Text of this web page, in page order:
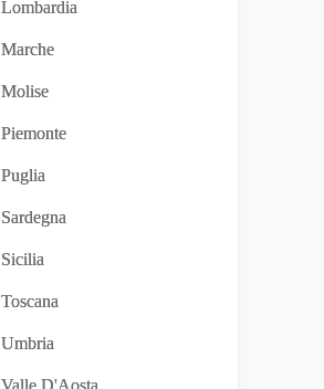
Lombardia
Marche
Molise
Piemonte
Puglia
Sardegna
Sicilia
Toscana
Umbria